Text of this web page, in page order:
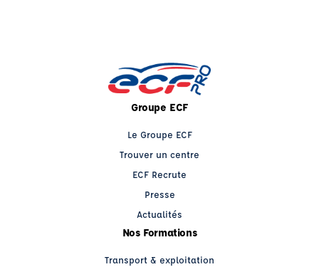
Groupe ECF
Le Groupe ECF
Trouver un centre
ECF Recrute
Presse
Actualités
Nos Formations
Transport & exploitation